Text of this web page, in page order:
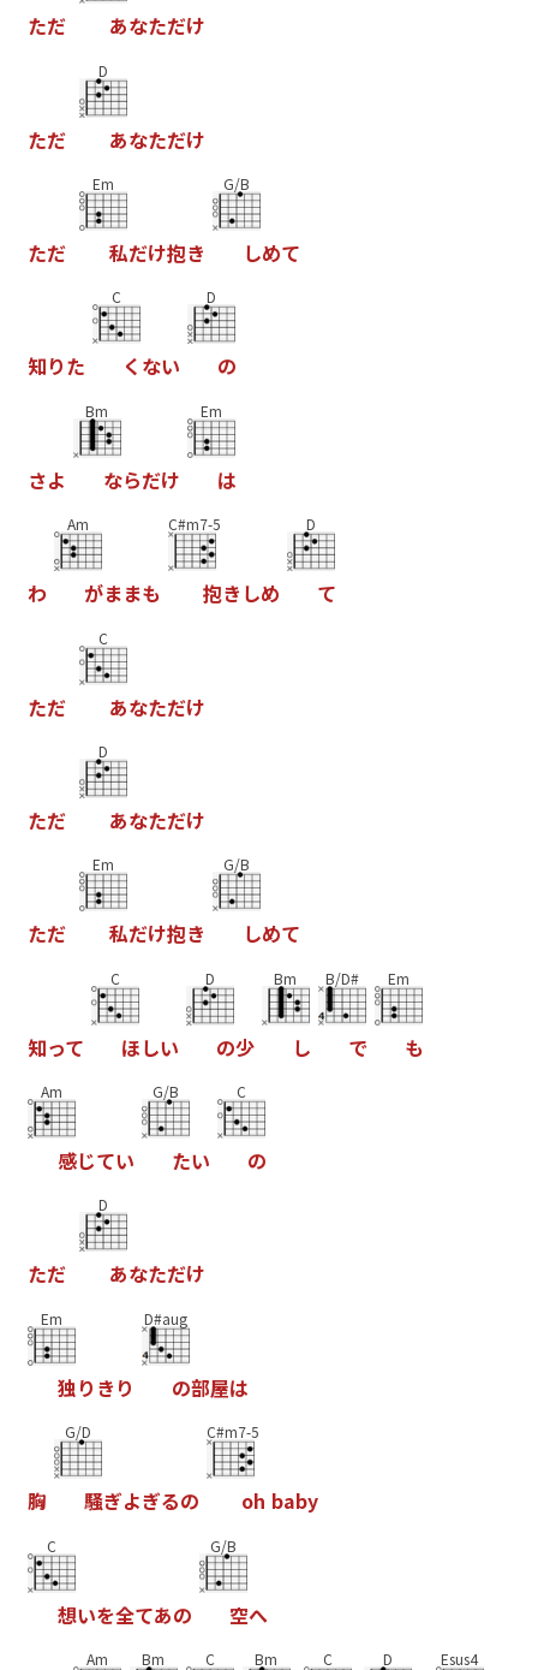
ただ あなただけ
ただ
D
あなただけ
ただ
Em
私だけ抱き
G/B
しめて
知りた
C
く ない
D
の
さよ
Bm
ならだけ
Em
は
わ
Am
がままも
C#m7-5
抱き しめ
D
て
ただ
C
あなただけ
ただ
D
あなただけ
ただ
Em
私だけ抱き
G/B
しめて
知って
C
ほしい
D
の少
Bm
し
B/D#
で
Em
も
Am
感じてい
G/B
たい
C
の
ただ
D
あなただけ
Em
独り き り
D#aug
の部屋は
胸
G/D
騒ぎよぎるの
C#m7-5
oh baby
C
想いを全てあの
G/B
空へ
Am Bm C Bm C D Esus4